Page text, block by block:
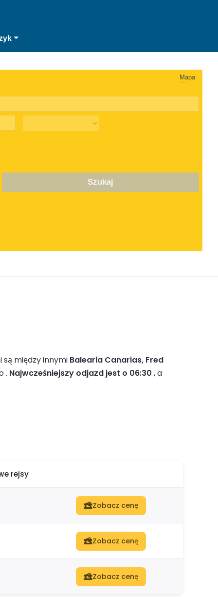
Mapa
Szukaj
między innymi Balearia Canarias, Fred
. Najwcześniejszy odjazd jest o 06:30 , a
rejsy
Zobacz cenę
Zobacz cenę
Zobacz cenę